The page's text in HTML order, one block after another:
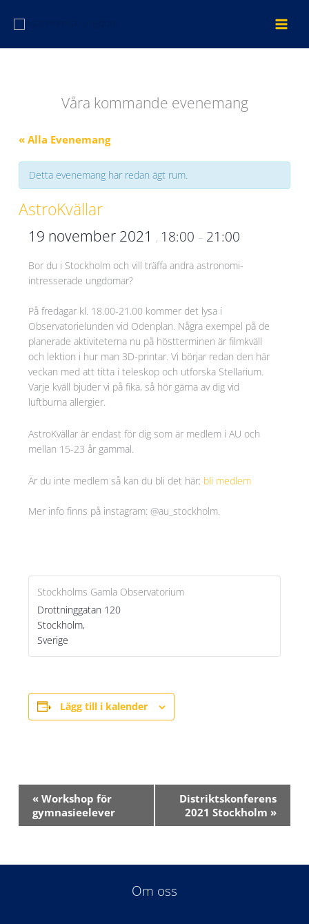
Våra kommande evenemang
« Alla Evenemang
Detta evenemang har redan ägt rum.
AstroKvällar
19 november 2021 , 18:00 – 21:00
Bor du i Stockholm och vill träffa andra astronomi-
intresserade ungdomar?
På fredagar kl. 18.00-21.00 kommer det lysa i
Observatorielunden vid Odenplan. Några exempel på de
planerade aktiviteterna nu på höstterminen är filmkväll
och lektion i hur man 3D-printar. Vi börjar redan den här
veckan med att titta i teleskop och utforska Stellarium.
Varje kväll bjuder vi på fika, så hör gärna av dig vid
luftburna allergier.
AstroKvällar är endast för dig som är medlem i AU och
mellan 15-23 år gammal.
Är du inte medlem så kan du bli det här: bli medlem
Mer info finns på instagram: @au_stockholm.
Stockholms Gamla Observatorium
Drottninggatan 120
Stockholm,
Sverige
Lägg till i kalender
Evenemang-
navigering
« Workshop för
gymnasieelever
Distriktskonferens
2021 Stockholm »
Om oss